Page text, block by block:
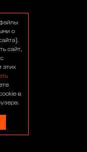
о
сайт,
этих
в